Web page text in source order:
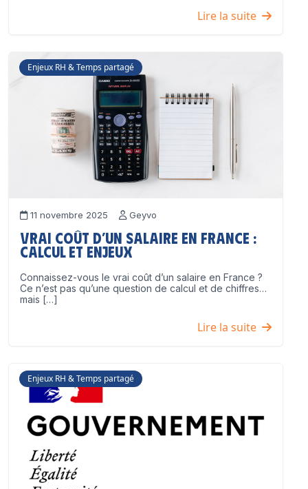
Lire la suite
Enjeux RH & Temps partagé
11 novembre 2025 Geyvo
Vrai coût d’un salaire en France :
calcul et enjeux
Connaissez-vous le vrai coût d’un salaire en France ?
Ce n’est pas qu’une question de calcul et de chiffres…
mais […]
Lire la suite
Enjeux RH & Temps partagé